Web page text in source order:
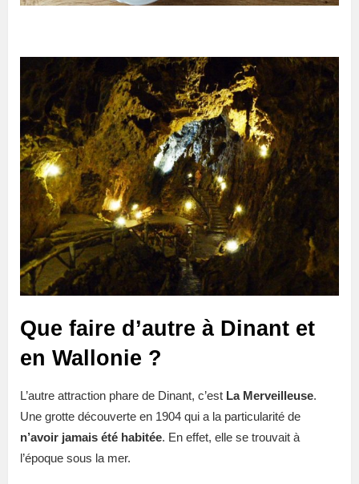
Que faire d’autre à Dinant et
en Wallonie ?
L’autre attraction phare de Dinant, c’est La Merveilleuse.
Une grotte découverte en 1904 qui a la particularité de
n’avoir jamais été habitée. En effet, elle se trouvait à
l’époque sous la mer.